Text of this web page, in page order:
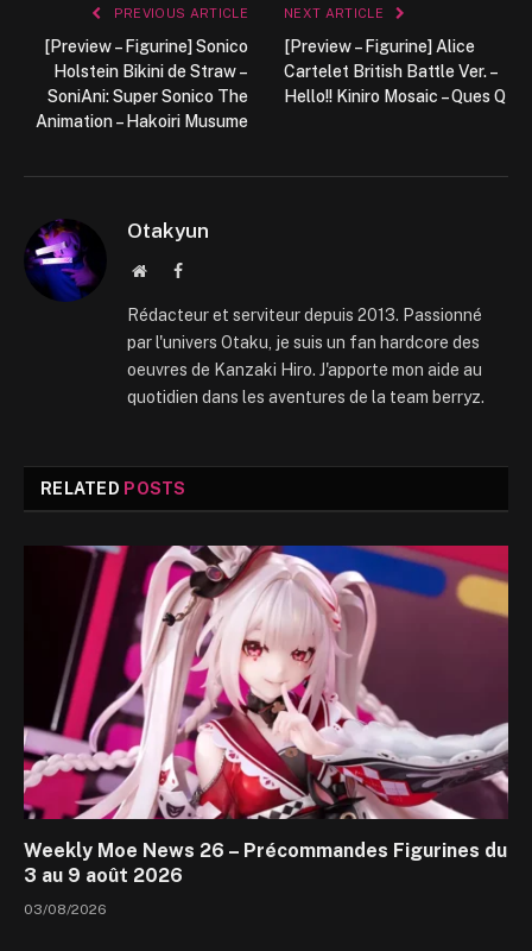
PREVIOUS ARTICLE
[Preview – Figurine] Sonico
Holstein Bikini de Straw –
SoniAni: Super Sonico The
Animation – Hakoiri Musume
NEXT ARTICLE
[Preview – Figurine] Alice
Cartelet British Battle Ver. –
Hello!! Kiniro Mosaic – Ques Q
Otakyun
WebsiteFacebook
Rédacteur et serviteur depuis 2013. Passionné
par l'univers Otaku, je suis un fan hardcore des
oeuvres de Kanzaki Hiro. J'apporte mon aide au
quotidien dans les aventures de la team berryz.
RELATED POSTS
Weekly Moe News 26 – Précommandes Figurines du
3 au 9 août 2026
03/08/2026